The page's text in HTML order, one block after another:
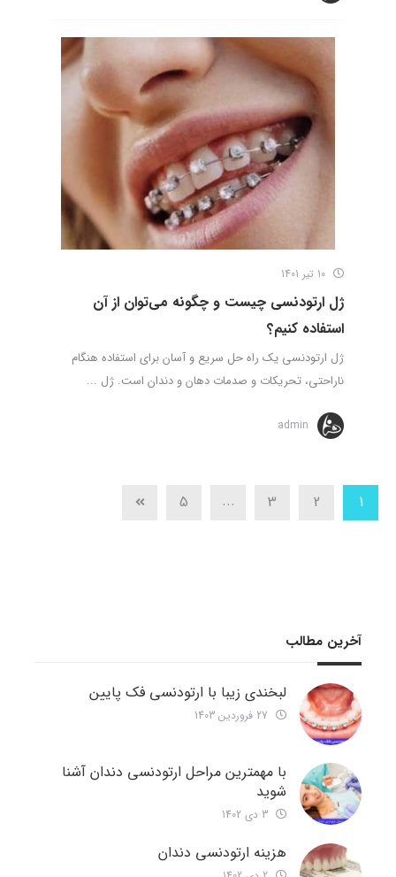
ژل ارتودنسی چیست و چگونه می‌توان از آن
استفاده کنیم؟
ژل ارتودنسی یک راه حل سریع و آسان برای استفاده هنگام
ناراحتی، تحریکات و صدمات دهان و دندان است. ژل ...
admin
1
2
3
...
5
آخرین مطالب
لبخندی زیبا با ارتودنسی فک پایین
با مهمترین مراحل ارتودنسی دندان آشنا
شوید
هزینه ارتودنسی دندان